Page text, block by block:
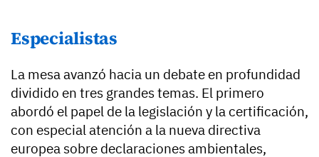
Especialistas
La mesa avanzó hacia un debate en profundidad
dividido en tres grandes temas. El primero
abordó el papel de la legislación y la certificación,
con especial atención a la nueva directiva
europea sobre declaraciones ambientales,